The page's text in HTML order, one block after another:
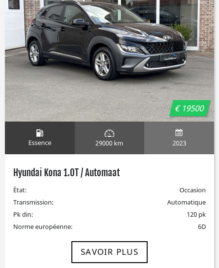
€ 19500
Essence 29000 km 2023
Hyundai Kona 1.0T / Automaat
Ètat:
Occasion
Transmission:
Automatique
Pk din:
120 pk
Norme européenne:
6D
SAVOIR PLUS